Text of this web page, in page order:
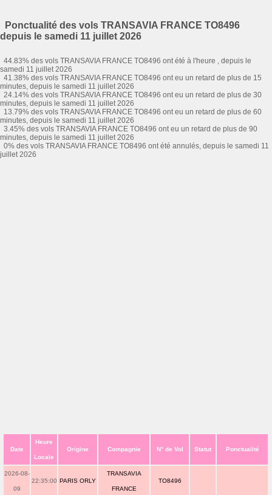
Ponctualité des vols TRANSAVIA FRANCE TO8496
depuis le samedi 11 juillet 2026
44.83% des vols TRANSAVIA FRANCE TO8496 ont été à l'heure , depuis le
samedi 11 juillet 2026
41.38% des vols TRANSAVIA FRANCE TO8496 ont eu un retard de plus de 15
minutes, depuis le samedi 11 juillet 2026
24.14% des vols TRANSAVIA FRANCE TO8496 ont eu un retard de plus de 30
minutes, depuis le samedi 11 juillet 2026
13.79% des vols TRANSAVIA FRANCE TO8496 ont eu un retard de plus de 60
minutes, depuis le samedi 11 juillet 2026
3.45% des vols TRANSAVIA FRANCE TO8496 ont eu un retard de plus de 90
minutes, depuis le samedi 11 juillet 2026
0% des vols TRANSAVIA FRANCE TO8496 ont été annulés, depuis le samedi 11
juillet 2026
Date
Heure
Locale
Origine Compagnie N° de Vol Statut Ponctualité
2026-08-
09
22:35:00 PARIS ORLY
TRANSAVIA
FRANCE
TO8496